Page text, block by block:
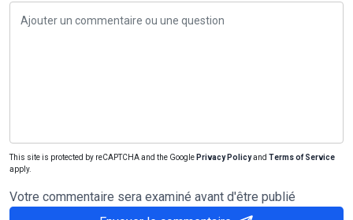
This site is protected by reCAPTCHA and the Google Privacy Policyand Terms of Service
apply.
Votre commentaire sera examiné avant d'être publié